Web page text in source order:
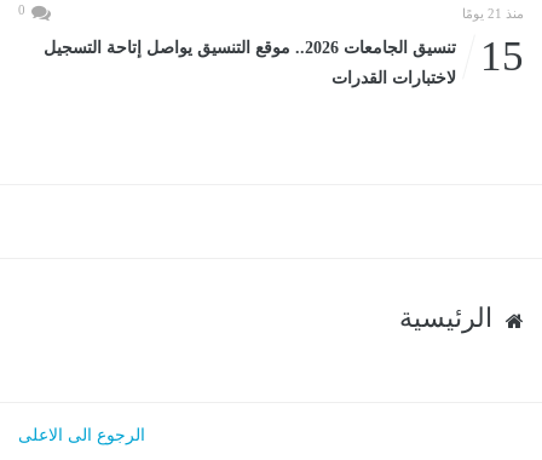
منذ 21 يومًا 0
15
تنسيق الجامعات 2026.. موقع التنسيق يواصل إتاحة التسجيل
لاختبارات القدرات
الرئيسية
الرجوع الى الاعلى